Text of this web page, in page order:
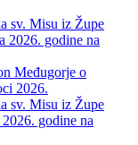
sv. Misu iz Župe
2026. godine na
Međugorje o
2026.
sv. Misu iz Župe
godine na